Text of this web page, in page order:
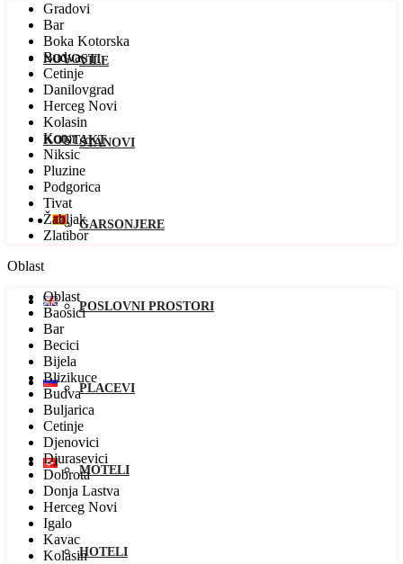
VILE
STANOVI
GARSONJERE
POSLOVNI PROSTORI
PLACEVI
MOTELI
HOTELI
NOVOSTI
KONTAKT
Gradovi
Bar
Boka Kotorska
Budva
Cetinje
Danilovgrad
Herceg Novi
Kolasin
Kotor
Niksic
Pluzine
Podgorica
Tivat
Žabljak
Zlatibor
Oblast
Oblast
Baosici
Bar
Becici
Bijela
Blizikuce
Budva
Buljarica
Cetinje
Djenovici
Djurasevici
Dobrota
Donja Lastva
Herceg Novi
Igalo
Kavac
Kolasin